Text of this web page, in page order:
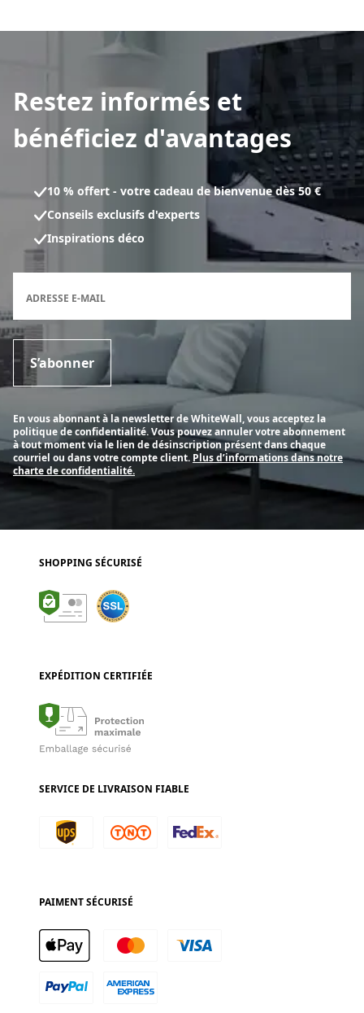
Restez informés et
bénéficiez d'avantages
10 % offert - votre cadeau de bienvenue dès 50 €
Conseils exclusifs d'experts
Inspirations déco
ADRESSE E-MAIL
S’abonner
En vous abonnant à la newsletter de WhiteWall, vous acceptez la
politique de confidentialité. Vous pouvez annuler votre abonnement
à tout moment via le lien de désinscription présent dans chaque
courriel ou dans votre compte client. Plus d’informations dans notre
charte de confidentialité.
SHOPPING SÉCURISÉ
EXPÉDITION CERTIFIÉE
SERVICE DE LIVRAISON FIABLE
PAIMENT SÉCURISÉ